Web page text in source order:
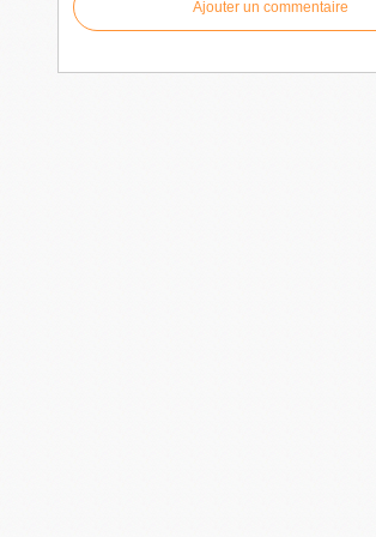
Ajouter un commentaire